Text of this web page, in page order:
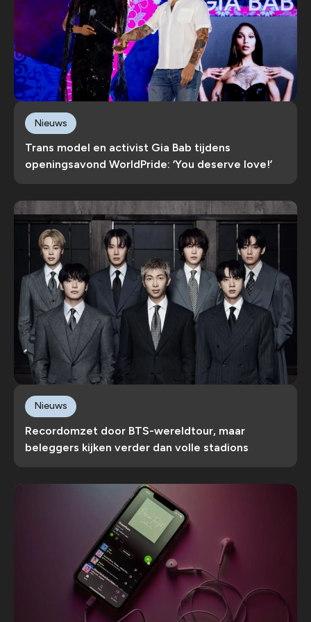
Trans model en activist Gia Bab tijdens
openingsavond WorldPride: ‘You deserve love!’
Nieuws
Recordomzet door BTS-wereldtour, maar
beleggers kijken verder dan volle stadions
Nieuws